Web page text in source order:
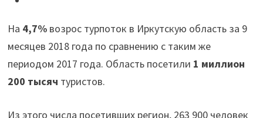
году
турпоток
в
Иркутскую
На 4,7%возрос турпоток в Иркутскую область за 9
месяцев 2018 года по сравнению с таким же
периодом 2017 года. Область посетили 1 миллион
200 тысяч туристов.
Из этого числа посетивших регион, 263 900 человек